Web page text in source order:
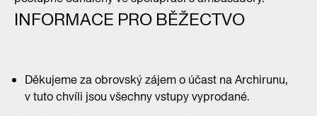
INFORMACE PRO BĚŽECTVO
Děkujeme za obrovský zájem o účast na Archirunu,
v tuto chvíli jsou všechny vstupy vyprodané.